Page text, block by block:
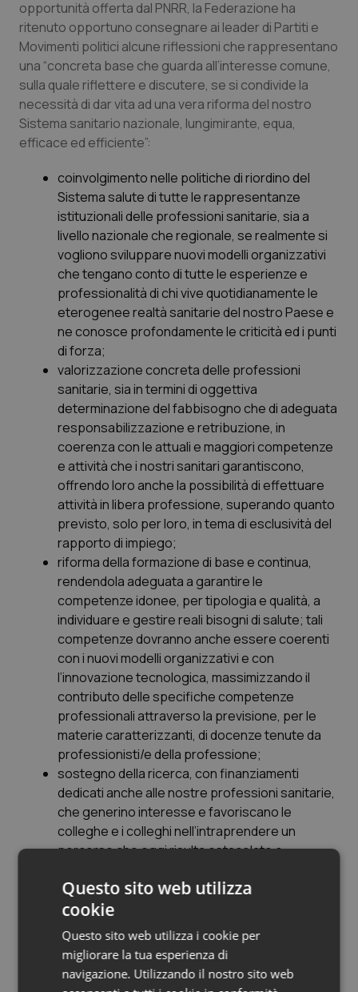
Psoriasi & pelle
Quotidiano Cardiologia
Quotidiano Chirurgia
Quotidiano Oncologia
Quotidiano Pediatria
Rene & patologie urogenitali
Salute orale & impianti
Sangue & coagulazione
Tiroide
Tumore al seno
Tumore ovarico
Tumori del Polmone & Testa Collo
Tumori gastrointestinali
Ulcera & Reflusso
Vaccini
opportunità offerta dal PNRR, la Federazione ha
ritenuto opportuno consegnare ai leader di Partiti e
Movimenti politici alcune riflessioni che rappresentano
una “concreta base che guarda all’interesse comune,
sulla quale riflettere e discutere, se si condivide la
necessità di dar vita ad una vera riforma del nostro
Sistema sanitario nazionale, lungimirante, equa,
efficace ed efficiente”:
coinvolgimento nelle politiche di riordino del
Sistema salute di tutte le rappresentanze
istituzionali delle professioni sanitarie, sia a
livello nazionale che regionale, se realmente si
vogliono sviluppare nuovi modelli organizzativi
che tengano conto di tutte le esperienze e
professionalità di chi vive quotidianamente le
eterogenee realtà sanitarie del nostro Paese e
ne conosce profondamente le criticità ed i punti
di forza;
valorizzazione concreta delle professioni
sanitarie, sia in termini di oggettiva
determinazione del fabbisogno che di adeguata
responsabilizzazione e retribuzione, in
coerenza con le attuali e maggiori competenze
e attività che i nostri sanitari garantiscono,
offrendo loro anche la possibilità di effettuare
attività in libera professione, superando quanto
previsto, solo per loro, in tema di esclusività del
rapporto di impiego;
riforma della formazione di base e continua,
rendendola adeguata a garantire le
competenze idonee, per tipologia e qualità, a
individuare e gestire reali bisogni di salute; tali
competenze dovranno anche essere coerenti
con i nuovi modelli organizzativi e con
l’innovazione tecnologica, massimizzando il
contributo delle specifiche competenze
professionali attraverso la previsione, per le
materie caratterizzanti, di docenze tenute da
professionisti/e della professione;
sostegno della ricerca, con finanziamenti
dedicati anche alle nostre professioni sanitarie,
che generino interesse e favoriscano le
colleghe e i colleghi nell’intraprendere un
percorso che oggi risulta ostacolato e
sanitario avrebbero, invece, bisogno;
riconoscimento e supporto alle Istituzioni
ordinistiche, anche in termini economici e non
solo di responsabilità, considerato quanto in
questi ultimi anni hanno fatto, agendo con rigore
e senso del dovere per ottemperare alla
Questo sito web utilizza
cookie
Questo sito web utilizza i cookie per
migliorare la tua esperienza di
navigazione. Utilizzando il nostro sito web